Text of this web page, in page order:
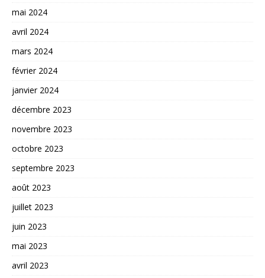
mai 2024
avril 2024
mars 2024
février 2024
janvier 2024
décembre 2023
novembre 2023
octobre 2023
septembre 2023
août 2023
juillet 2023
juin 2023
mai 2023
avril 2023